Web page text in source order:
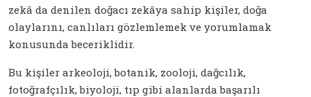
zekâ da denilen doğacı zekâya sahip kişiler, doğa
olaylarını, canlıları gözlemlemek ve yorumlamak
konusunda beceriklidir.
Bu kişiler arkeoloji, botanik, zooloji, dağcılık,
fotoğrafçılık, biyoloji, tıp gibi alanlarda başarılı